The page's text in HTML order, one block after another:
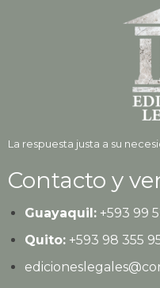
La respuesta justa a su
Contacto y
Guayaquil:+593 99
Quito:+593 98 355